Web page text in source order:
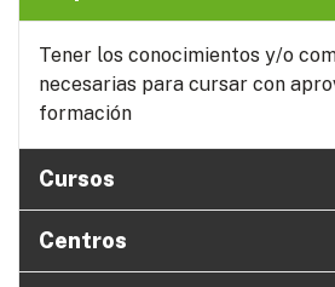
Tener los conocimientos y/o
necesarias para cursar con
formación
Cursos
Centros